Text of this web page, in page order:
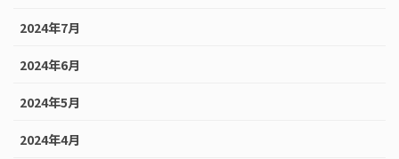
2024年7月
2024年6月
2024年5月
2024年4月